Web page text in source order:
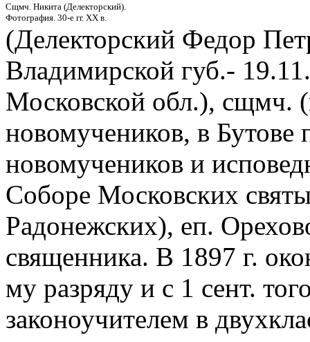
Сщмч. Никита (Делекторский).
Фотография. 30-е гг. XX в.
(Делекторский Федор
Владимирской губ.-
Московской обл.), сщмч.
новомучеников, в
новомучеников и
Соборе Московских
Радонежских), еп.
священника. В 1897 г.
му разряду и с 1 сент.
законоучителем в